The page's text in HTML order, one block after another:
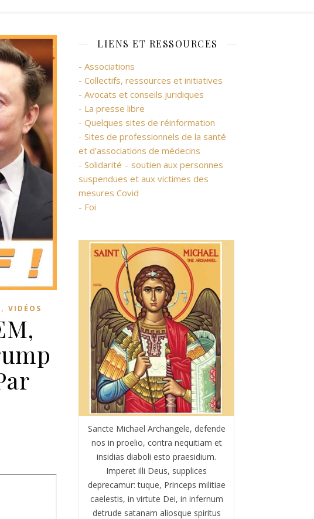
, VIDÉOS
LIENS ET RESSOURCES
- Associations
- Collectifs, ressources et initiatives
- Avocats et conseils juridiques
- La presse libre
- Quelques sites de réinformation
- Sites de professionnels de la santé
et d’associations de médecins
- Solidarité – soutien aux personnes
suspendues et aux victimes des
mesures Covid
- Foi
Sancte Michael Archangele, defende
nos in proelio, contra nequitiam et
insidias diaboli esto praesidium.
Imperet illi Deus, supplices
deprecamur: tuque, Princeps militiae
caelestis, in virtute Dei, in infernum
detrude satanam aliosque spiritus